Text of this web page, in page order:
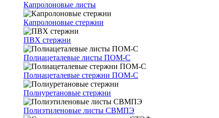
Капролоновые листы
Капролоновые стержни
ПВХ стержни
Полиацеталевые листы ПОМ-С
Полиацеталевые стержни ПОМ-С
Полиуретановые стержни
Полиэтиленовые листы СВМПЭ